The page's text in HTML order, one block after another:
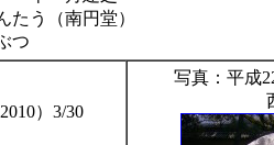
う（南円堂）
つ
）3/30
写真：平成